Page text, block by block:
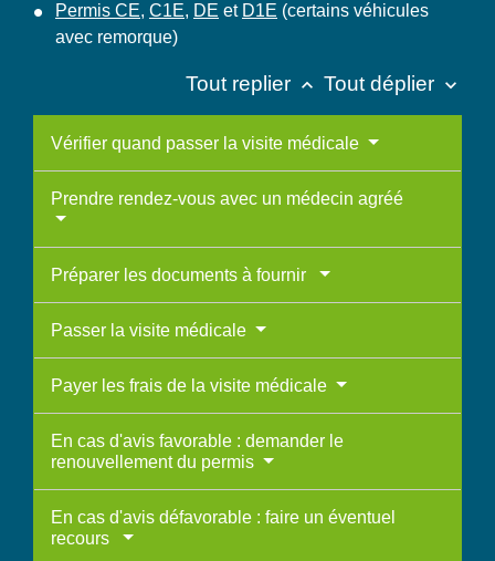
Permis CE, C1E, DE et D1E (certains véhicules
avec remorque)
Tout replier keyboard_arrow_up Tout déplier keyboard_arrow_down
Vérifier quand passer la visite médicale
Prendre rendez-vous avec un médecin agréé
Préparer les documents à fournir
Passer la visite médicale
Payer les frais de la visite médicale
En cas d'avis favorable : demander le
renouvellement du permis
En cas d'avis défavorable : faire un éventuel
recours